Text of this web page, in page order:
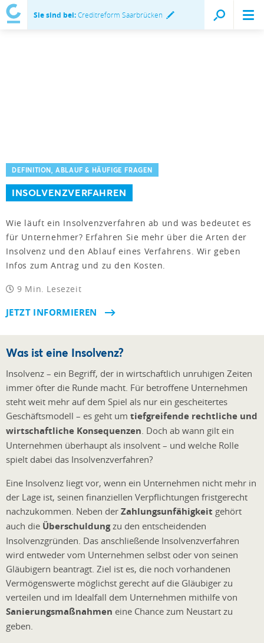
Sie sind bei:Creditreform Saarbrücken
DEFINITION, ABLAUF & HÄUFIGE FRAGEN
INSOLVENZVERFAHREN
Wie läuft ein Insolvenzverfahren ab und was bedeutet es
für Unternehmer? Erfahren Sie mehr über die Arten der
Insolvenz und den Ablauf eines Verfahrens. Wir geben
Infos zum Antrag und zu den Kosten.
9 Min. Lesezeit
JETZT INFORMIEREN
Was ist eine Insolvenz?
Insolvenz – ein Begriff, der in wirtschaftlich unruhigen Zeiten
immer öfter die Runde macht. Für betroffene Unternehmen
steht weit mehr auf dem Spiel als nur ein gescheitertes
Geschäftsmodell – es geht um tiefgreifende rechtliche und
wirtschaftliche Konsequenzen. Doch ab wann gilt ein
Unternehmen überhaupt als insolvent – und welche Rolle
spielt dabei das Insolvenzverfahren?
Eine Insolvenz liegt vor, wenn ein Unternehmen nicht mehr in
der Lage ist, seinen finanziellen Verpflichtungen fristgerecht
nachzukommen. Neben der Zahlungsunfähigkeit gehört
auch die Überschuldungzu den entscheidenden
Insolvenzgründen. Das anschließende Insolvenzverfahren
wird entweder vom Unternehmen selbst oder von seinen
Gläubigern beantragt. Ziel ist es, die noch vorhandenen
Vermögenswerte möglichst gerecht auf die Gläubiger zu
verteilen und im Idealfall dem Unternehmen mithilfe von
Sanierungsmaßnahmen eine Chance zum Neustart zu
geben.